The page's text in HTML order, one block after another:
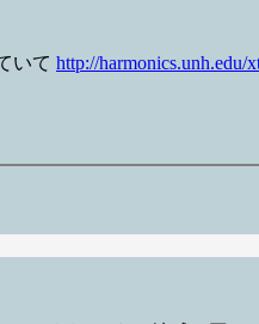
いて http://harmonics.unh.edu/